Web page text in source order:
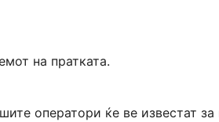
на пратката.
оператори ќе ве известат